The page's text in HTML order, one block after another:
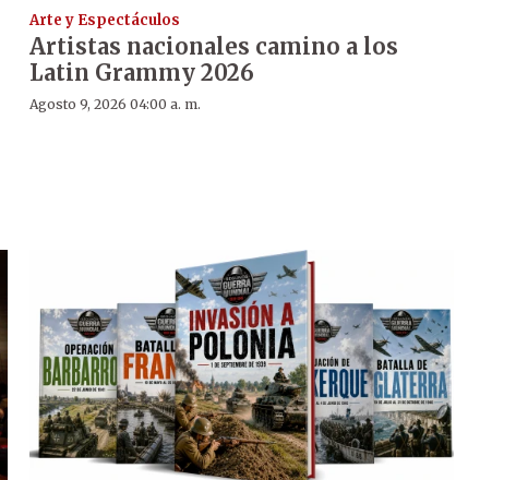
Arte y Espectáculos
Artistas nacionales camino a los
Latin Grammy 2026
Agosto 9, 2026 04:00 a. m.